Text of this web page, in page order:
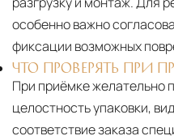
особенно важно
фиксации возможных
ЧТО ПРОВЕРЯТЬ ПРИ
При приёмке желательно
целостность упаковки,
соответствие заказа